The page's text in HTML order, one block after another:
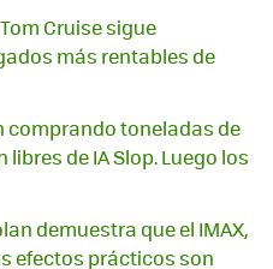
Cruise sigue
más rentables de
comprando toneladas de
de IA Slop. Luego los
demuestra que el IMAX,
efectos prácticos son